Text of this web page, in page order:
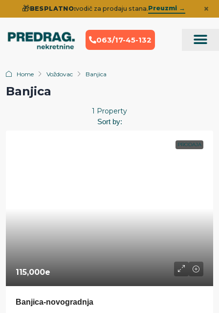
🎁BESPLATNO:vodič za prodaju stana.Preuzmi → ×
063/17-45-132
Home Voždovac Banjica
Banjica
1 Property
Sort by:
PRODAJA
115,000e
Banjica-novogradnja